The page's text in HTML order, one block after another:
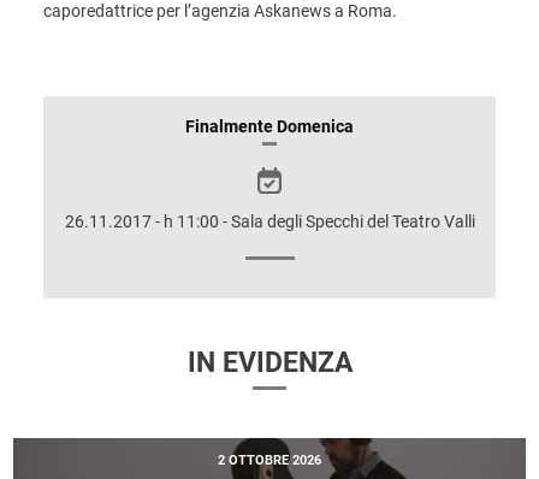
caporedattrice per l’agenzia Askanews a Roma.
INFORMAZIONIFinalmente Domenica
26.11.2017 - h 11:00 - Sala degli Specchi del Teatro Valli
IN EVIDENZA
2 OTTOBRE 2026